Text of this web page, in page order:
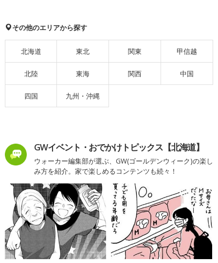
その他のエリアから探す
北海道 東北 関東 甲信越
北陸 東海 関西 中国
四国 九州・沖縄
GWイベント・おでかけトピックス【北海道】
ウォーカー編集部が選ぶ、GW(ゴールデンウィーク)の楽し
み方を紹介。家で楽しめるコンテンツも続々！